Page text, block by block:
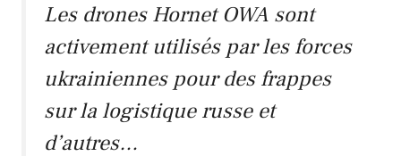
Les drones Hornet OWA sont
activement utilisés par les forces
ukrainiennes pour des frappes
sur la logistique russe et
d’autres…